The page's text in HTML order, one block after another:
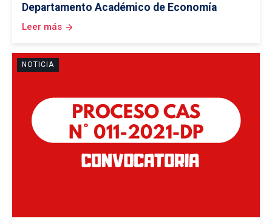
Departamento Académico de Economía
Leer más arrow_forward
NOTICIA